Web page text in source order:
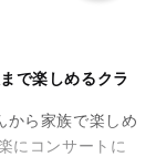
で楽しめるクラ
から家族で楽しめ
にコンサートに